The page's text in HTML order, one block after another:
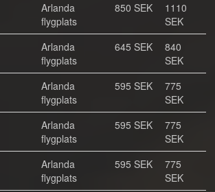
Arlanda
flygplats
850 SEK
1110
SEK
Arlanda
flygplats
645 SEK
840
SEK
Arlanda
flygplats
595 SEK
775
SEK
Arlanda
flygplats
595 SEK
775
SEK
Arlanda
flygplats
595 SEK
775
SEK